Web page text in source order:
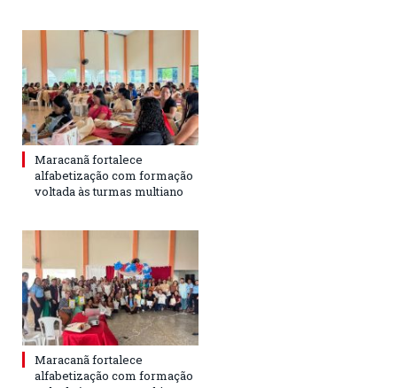
Maracanã fortalece
alfabetização com formação
voltada às turmas multiano
Maracanã fortalece
alfabetização com formação